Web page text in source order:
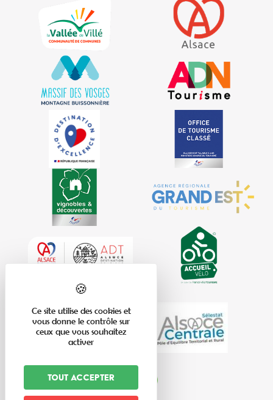
Ce site utilise des cookies et
vous donne le contrôle sur
ceux que vous souhaitez
activer
Tout accepter